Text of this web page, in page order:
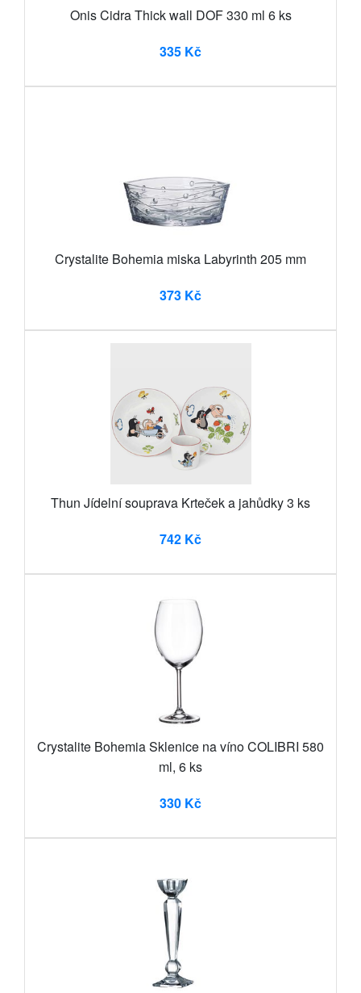
Onis Cidra Thick wall DOF 330 ml 6 ks
335 Kč
Crystalite Bohemia miska Labyrinth 205 mm
373 Kč
Thun Jídelní souprava Krteček a jahůdky 3 ks
742 Kč
Crystalite Bohemia Sklenice na víno COLIBRI 580
ml, 6 ks
330 Kč